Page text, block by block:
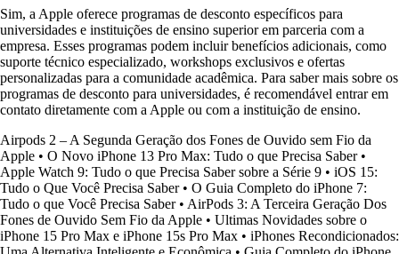
Sim, a Apple oferece programas de desconto específicos para
universidades e instituições de ensino superior em parceria com a
empresa. Esses programas podem incluir benefícios adicionais, como
suporte técnico especializado, workshops exclusivos e ofertas
personalizadas para a comunidade acadêmica. Para saber mais sobre os
programas de desconto para universidades, é recomendável entrar em
contato diretamente com a Apple ou com a instituição de ensino.
Airpods 2 – A Segunda Geração dos Fones de Ouvido sem Fio da
Apple • O Novo iPhone 13 Pro Max: Tudo o que Precisa Saber•
Apple Watch 9: Tudo o que Precisa Saber sobre a Série 9 • iOS 15:
Tudo o Que Você Precisa Saber• O Guia Completo do iPhone 7:
Tudo o que Você Precisa Saber• AirPods 3: A Terceira Geração Dos
Fones de Ouvido Sem Fio da Apple • Ultimas Novidades sobre o
iPhone 15 Pro Max e iPhone 15s Pro Max • iPhones Recondicionados: